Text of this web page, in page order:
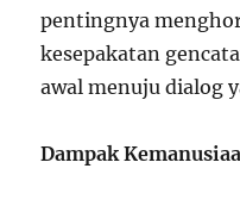
pentingnya
kesepakatan
awal menuju dialog
Dampak